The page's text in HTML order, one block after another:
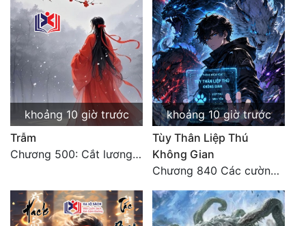
khoảng 10 giờ trước
Trẫm
Chương 500: Cắt lương thực là có thể thu hồi Macao (1)
khoảng 10 giờ trước
Tùy Thân Liệp Thú
Không Gian
Chương 840 Các cường giả Hằng Tinh cấp khác đâu?